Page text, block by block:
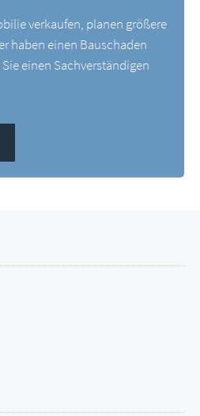
verkaufen, planen größere
haben einen Bauschaden
einen Sachverständigen